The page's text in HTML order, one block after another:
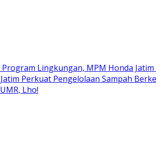
Lingkungan, MPM Honda Jatim
Perkuat Pengelolaan Sampah
Lho!